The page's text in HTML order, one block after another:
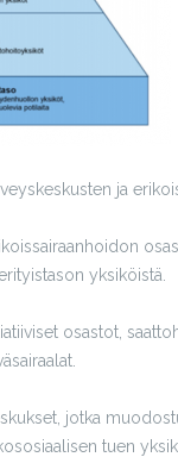
ja
yksiköistä.
osastot,
jotka
tuen